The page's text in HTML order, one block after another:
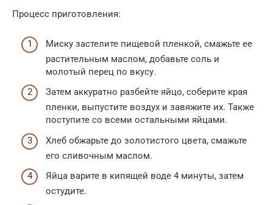
Процесс приготовления:
Миску застелите пищевой пленкой, смажьте ее
растительным маслом, добавьте соль и
молотый перец по вкусу.
Затем аккуратно разбейте яйцо, соберите края
пленки, выпустите воздух и завяжите их. Также
поступите со всеми остальными яйцами.
Хлеб обжарьте до золотистого цвета, смажьте
его сливочным маслом.
Яйца варите в кипящей воде 4 минуты, затем
остудите.